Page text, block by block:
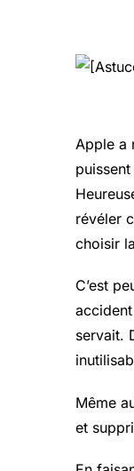
Apple a
révéler
choisir
C’est
servait.
Même
et